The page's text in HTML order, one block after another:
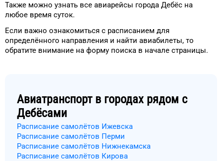
Также можно узнать все авиарейсы города Дебёс на
любое время суток.
Если важно ознакомиться с расписанием для
определённого направления и найти авиабилеты, то
обратите внимание на форму поиска в начале страницы.
Авиатранспорт в городах рядом с
Дебёсами
Расписание самолётов Ижевска
Расписание самолётов Перми
Расписание самолётов Нижнекамска
Расписание самолётов Кирова